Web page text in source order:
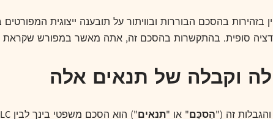
סופית. בהתקשרות בהסכם זה, אתה מאשר במפורש שקראת
זה ("הֶסכֵּם" או "תנאים") הוא הסכם משפטי בינך לבין Omegle.com, LLC ("